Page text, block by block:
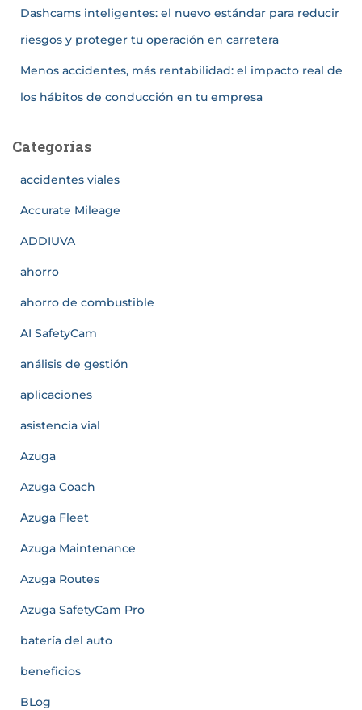
Dashcams inteligentes: el nuevo estándar para reducir
riesgos y proteger tu operación en carretera
Menos accidentes, más rentabilidad: el impacto real de
los hábitos de conducción en tu empresa
Categorías
accidentes viales
Accurate Mileage
ADDIUVA
ahorro
ahorro de combustible
AI SafetyCam
análisis de gestión
aplicaciones
asistencia vial
Azuga
Azuga Coach
Azuga Fleet
Azuga Maintenance
Azuga Routes
Azuga SafetyCam Pro
batería del auto
beneficios
BLog